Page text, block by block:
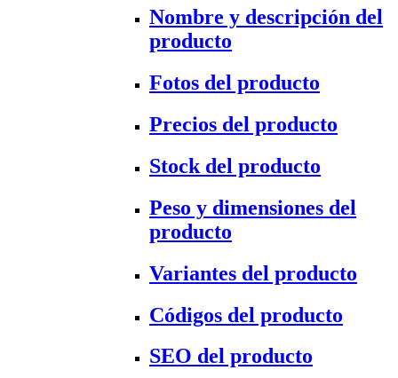
Nombre y descripción del
producto
Fotos del producto
Precios del producto
Stock del producto
Peso y dimensiones del
producto
Variantes del producto
Códigos del producto
SEO del producto